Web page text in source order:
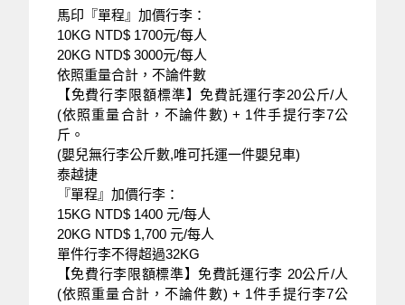
馬印『單程』加價行李：
10KG NTD$ 1700元/每人
20KG NTD$ 3000元/每人
依照重量合計，不論件數
【免費行李限額標準】免費託運行李20公斤/人
(依照重量合計，不論件數) + 1件手提行李7公
斤。
(嬰兒無行李公斤數,唯可托運一件嬰兒車)
泰越捷
『單程』加價行李：
15KG NTD$ 1400 元/每人
20KG NTD$ 1,700 元/每人
單件行李不得超過32KG
【免費行李限額標準】免費託運行李 20公斤/人
(依照重量合計，不論件數) + 1件手提行李7公